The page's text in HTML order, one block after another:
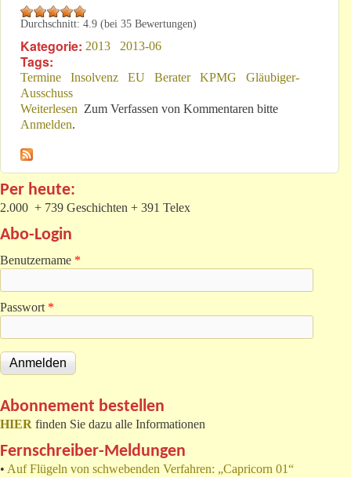
Durchschnitt: 4.9 (bei 35 Bewertungen)
Kategorie: 2013 2013-06
Tags:
Termine Insolvenz EU Berater KPMG
Gläubiger-
Ausschuss
Weiterlesen über § 266 StGB: Nicht vergessen!
Zum Verfassen von Kommentaren bitte
Anmelden.
Per heute:
2.000 + 739 Geschichten + 391 Telex
Abo-Login
Benutzername *
Passwort *
Abonnement bestellen
HIER finden Sie dazu alle Informationen
Fernschreiber-Meldungen
• Auf Flügeln von schwebenden Verfahren: „Capricorn 01“